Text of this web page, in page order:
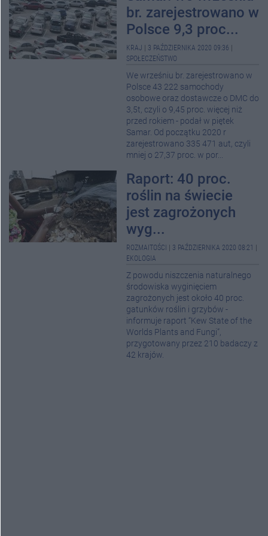
br. zarejestrowano w
Polsce 9,3 proc...
KRAJ 3 PAŹDZIERNIKA 2020 09:36
SPOŁECZEŃSTWO
We wrześniu br. zarejestrowano w
Polsce 43 222 samochody
osobowe oraz dostawcze o DMC do
3,5t, czyli o 9,45 proc. więcej niż
przed rokiem - podał w piętek
Samar. Od początku 2020 r
zarejestrowano 335 471 aut, czyli
mniej o 27,37 proc. w por...
Raport: 40 proc.
roślin na świecie
jest zagrożonych
wyg...
ROZMAITOŚCI 3 PAŹDZIERNIKA 2020 08:21
EKOLOGIA
Z powodu niszczenia naturalnego
środowiska wyginięciem
zagrożonych jest około 40 proc.
gatunków roślin i grzybów -
informuje raport “Kew State of the
Worlds Plants and Fungi”,
przygotowany przez 210 badaczy z
42 krajów.